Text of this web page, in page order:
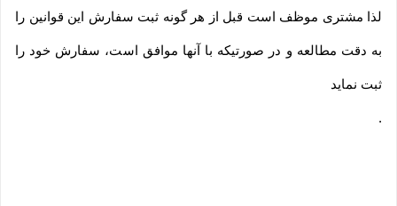
لذا مشتری موظف است قبل از هر گونه ثبت سفارش این قوانین را
به دقت مطالعه و در صورتیکه با آنها موافق است، سفارش خود را
ثبت نماید
.